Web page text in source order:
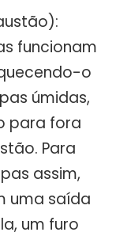
funcionam
o
úmidas,
para fora
Para
assim,
uma saída
um furo